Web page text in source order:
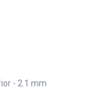
- 2.1 mm